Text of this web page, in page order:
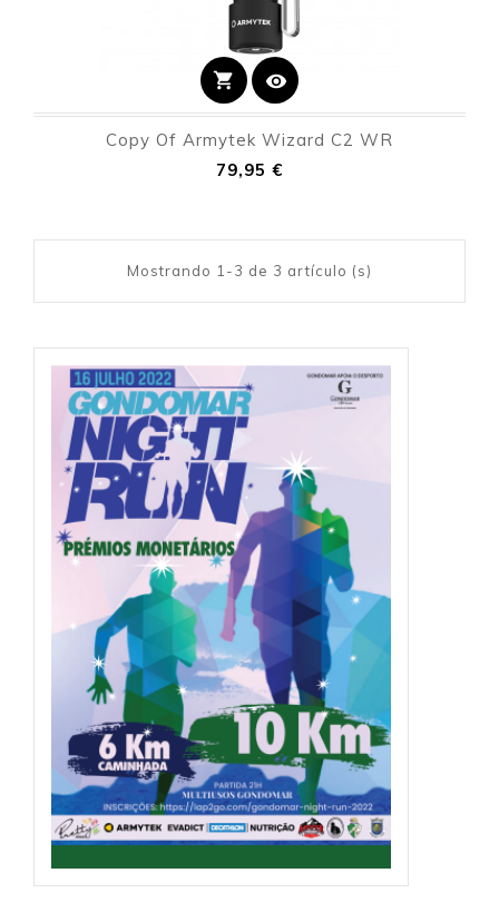
shopping_cart visibility
Copy Of Armytek Wizard C2 WR
79,95 €
Mostrando 1-3 de 3 artículo (s)